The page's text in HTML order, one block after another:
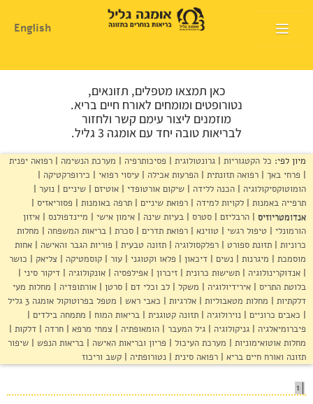
English
דף הבית
המלצות שימוש
חנות
היכן להשיג
מוצרים ושרותים
מרכז המטפלים
מרכז המידע
סדנאות והרצאות
צור קשר
כאן תמצאו מטפלים, תזונאים,
נטורופטים ומומחים לאורח חיים בריא.
מוזמנים ליצור עימם קשר ולחזור
לבריאות טובה יחד עם אומגה 3 גליל.
מיון לפי: כל הקטגוריות גרונטולוגית פסיכותרפיה מערכת הנשימה
רפואה יפנית
פרחי באך
רפואה תזונתית הפרעות אכילה עיסוי רפואי
כירופרקטיקה
הומוטוקסיקולוגיה
הכנה ללידה שיקום אורטופדי אוטיזם שיניים
נוער
תרפייה באמנות
לקויות למידה רפואת שיניים תרפה באומנות
פסוריאזיס
אנדומטריוזיס
הרבליזם סטרס בעיות שינה אימון אישי מיינדפולנס
איזון
הורמונלי
טיפול רגשי טווינא רפואת תדרים סכרת בריאות המשפחה
מחלות
כרוניות
תזונת ספורט רפלקסולוגיה תזונה טבעית פוריות הגבר והאישה
אחות
מוסמכת
מיגרנות נשים דיכאון פלאו וקטוגני עור קוסמטיקה צליאק
כושר
אנדוקרינולוגיה
תשישות כרונית זיכרון אפילפסיה אונקולוגיה
דיקור סיני
בלוטת התריס
אירידיולוגיה משקל לב וכלי דם סרטן אורתופדיה
מחלות מעי
דלקתיות
מחלות מטאבוליות אלרגיות כאבי ראש
מטפל בפרוטוקול אומגה 3 גליל
כאבים כרוניים
נוירולוגיה תזונה קטוגנית בריאות המוח
מתמחה בילדים
פיברומיאלגיה
גניקולוגיה גיל המעבר הומאופתיה צמחי מרפא חרדה
דלקות
מחלות אוטואימוניות
מערכת העיכול פריון ובריאות האישה בריאות הנפש
שיפור
תזונה ואורח חיים בריא
רפואה סינית נטורופתיה קשב וריכוז
1